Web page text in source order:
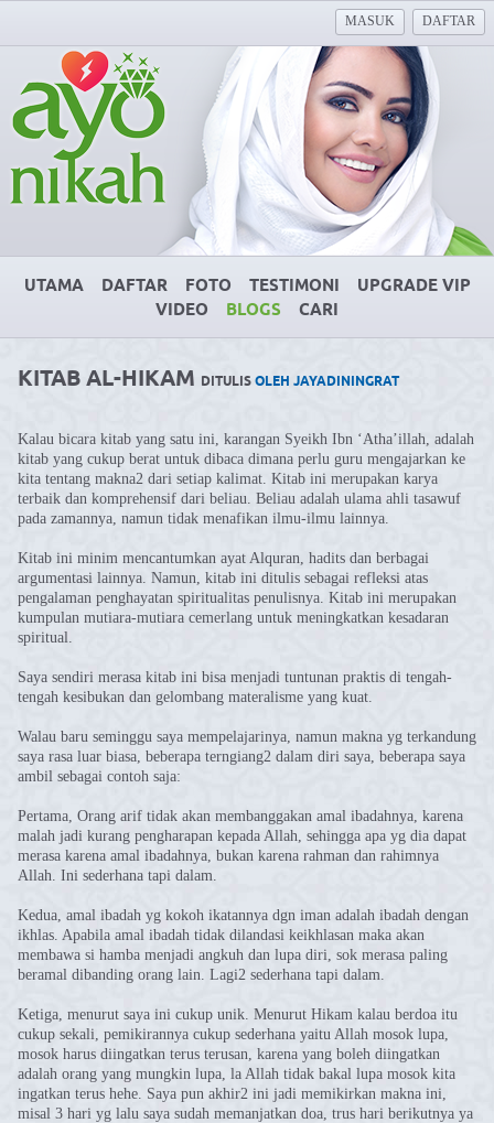
MASUK DAFTAR
UTAMA DAFTAR FOTO TESTIMONI
UPGRADE VIP
VIDEO
BLOGS CARI
KITAB AL-HIKAM DITULISOLEH JAYADININGRAT
Kalau bicara kitab yang satu ini, karangan Syeikh Ibn ‘Atha’illah, adalah
kitab yang cukup berat untuk dibaca dimana perlu guru mengajarkan ke
kita tentang makna2 dari setiap kalimat. Kitab ini merupakan karya
terbaik dan komprehensif dari beliau. Beliau adalah ulama ahli tasawuf
pada zamannya, namun tidak menafikan ilmu-ilmu lainnya.
Kitab ini minim mencantumkan ayat Alquran, hadits dan berbagai
argumentasi lainnya. Namun, kitab ini ditulis sebagai refleksi atas
pengalaman penghayatan spiritualitas penulisnya. Kitab ini merupakan
kumpulan mutiara-mutiara cemerlang untuk meningkatkan kesadaran
spiritual.
Saya sendiri merasa kitab ini bisa menjadi tuntunan praktis di tengah-
tengah kesibukan dan gelombang materalisme yang kuat.
Walau baru seminggu saya mempelajarinya, namun makna yg terkandung
saya rasa luar biasa, beberapa terngiang2 dalam diri saya, beberapa saya
ambil sebagai contoh saja:
Pertama, Orang arif tidak akan membanggakan amal ibadahnya, karena
malah jadi kurang pengharapan kepada Allah, sehingga apa yg dia dapat
merasa karena amal ibadahnya, bukan karena rahman dan rahimnya
Allah. Ini sederhana tapi dalam.
Kedua, amal ibadah yg kokoh ikatannya dgn iman adalah ibadah dengan
ikhlas. Apabila amal ibadah tidak dilandasi keikhlasan maka akan
membawa si hamba menjadi angkuh dan lupa diri, sok merasa paling
beramal dibanding orang lain. Lagi2 sederhana tapi dalam.
Ketiga, menurut saya ini cukup unik. Menurut Hikam kalau berdoa itu
cukup sekali, pemikirannya cukup sederhana yaitu Allah mosok lupa,
mosok harus diingatkan terus terusan, karena yang boleh diingatkan
adalah orang yang mungkin lupa, la Allah tidak bakal lupa mosok kita
ingatkan terus hehe. Saya pun akhir2 ini jadi memikirkan makna ini,
misal 3 hari yg lalu saya sudah memanjatkan doa, trus hari berikutnya ya